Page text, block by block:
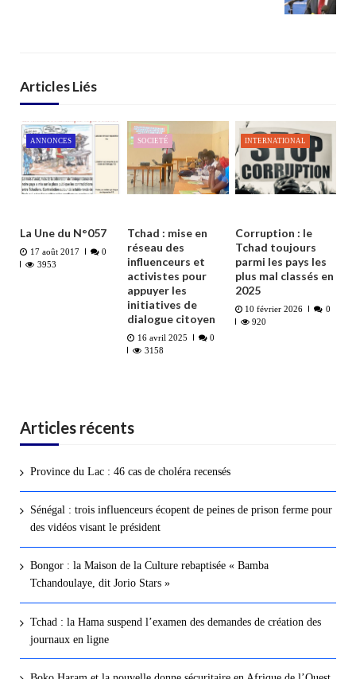
Articles Liés
ANNONCES
La Une du N°057
17 août 2017
0
3953
SOCIETÉ
Tchad : mise en
réseau des
influenceurs et
activistes pour
appuyer les
initiatives de
dialogue citoyen
16 avril 2025
0
3158
INTERNATIONAL
Corruption : le
Tchad toujours
parmi les pays les
plus mal classés en
2025
10 février 2026
0
920
Articles récents
Province du Lac : 46 cas de choléra recensés
Sénégal : trois influenceurs écopent de peines de prison ferme pour
des vidéos visant le président
Bongor : la Maison de la Culture rebaptisée « Bamba
Tchandoulaye, dit Jorio Stars »
Tchad : la Hama suspend l’examen des demandes de création des
journaux en ligne